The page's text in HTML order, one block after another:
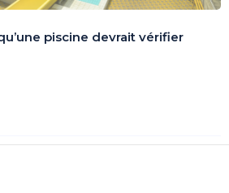
piscine devrait vérifier